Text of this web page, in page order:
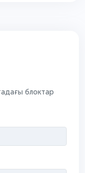
блоктар